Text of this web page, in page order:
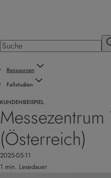
Ressourcen
Fallstudien
KUNDENBEISPIEL
(Österreich)
2025-05-11
1 min. Lesedauer